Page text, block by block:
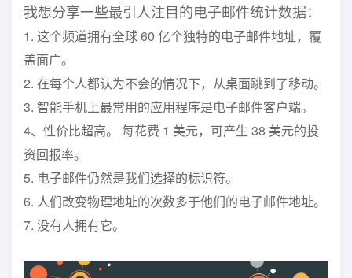
我想分享一些最引人注目的电子邮件统计数据：
1. 这个频道拥有全球 60 亿个独特的电子邮件地址，覆
盖面广。
2. 在每个人都认为不会的情况下，从桌面跳到了移动。
3. 智能手机上最常用的应用程序是电子邮件客户端。
4、性价比超高。 每花费 1 美元，可产生 38 美元的投
资回报率。
5. 电子邮件仍然是我们选择的标识符。
6. 人们改变物理地址的次数多于他们的电子邮件地址。
7. 没有人拥有它。